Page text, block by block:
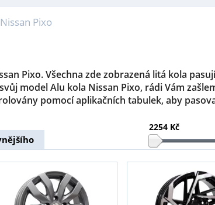
Pixo
Pixo. Všechna zde zobrazená litá kola
model Alu kola Nissan Pixo, rádi Vám
pomocí aplikačních tabulek, aby
2254 Kč